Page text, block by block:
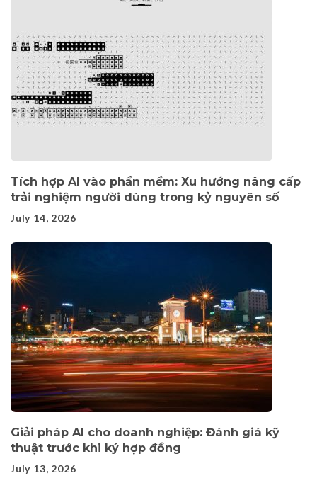
Tích hợp AI vào phần mềm: Xu hướng nâng cấp
trải nghiệm người dùng trong kỷ nguyên số
July 14, 2026
Giải pháp AI cho doanh nghiệp: Đánh giá kỹ
thuật trước khi ký hợp đồng
July 13, 2026